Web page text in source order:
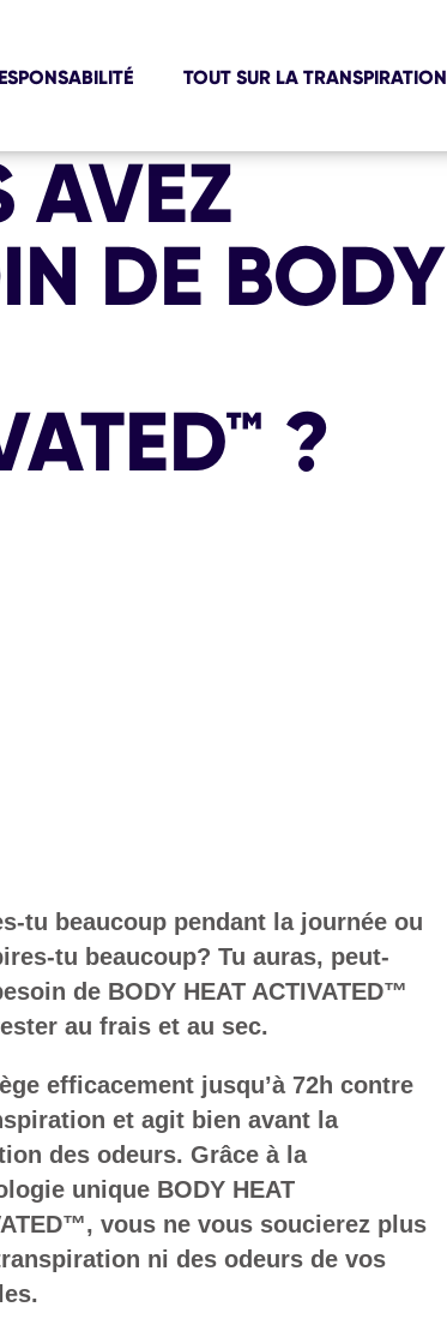
TOUT SUR LA TRANSPIRATION
AVEZ
DE BODY
?
tu beaucoup pendant la journée ou
tu beaucoup? Tu auras, peut-
de BODY HEAT ACTIVATED™
au frais et au sec.
efficacement jusqu’à 72h contre
et agit bien avant la
des odeurs. Grâce à la
unique BODY HEAT
vous ne vous soucierez plus
ni des odeurs de vos